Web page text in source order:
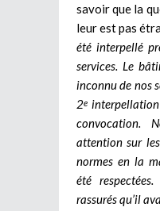
savoir que la
leur est pas
été interpellé
services. Le
inconnu de nos
2e
convocation.
attention sur
normes en la
été
rassurés qu’il